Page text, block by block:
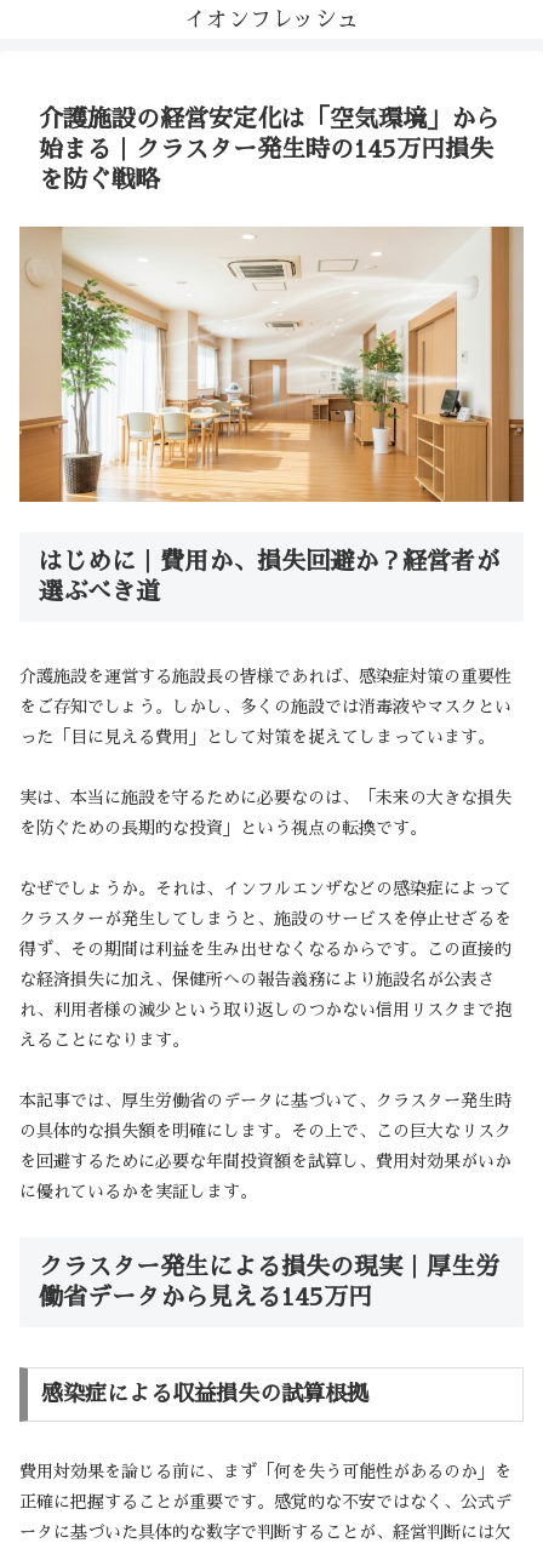
イオンフレッシュ
介護施設の経営安定化は「空気環境」から
始まる｜クラスター発生時の145万円損失
を防ぐ戦略
はじめに｜費用か、損失回避か？経営者が
選ぶべき道
介護施設を運営する施設長の皆様であれば、感染症対策の重要性
をご存知でしょう。しかし、多くの施設では消毒液やマスクとい
った「目に見える費用」として対策を捉えてしまっています。
実は、本当に施設を守るために必要なのは、「未来の大きな損失
を防ぐための長期的な投資」という視点の転換です。
なぜでしょうか。それは、インフルエンザなどの感染症によって
クラスターが発生してしまうと、施設のサービスを停止せざるを
得ず、その期間は利益を生み出せなくなるからです。この直接的
な経済損失に加え、保健所への報告義務により施設名が公表さ
れ、利用者様の減少という取り返しのつかない信用リスクまで抱
えることになります。
本記事では、厚生労働省のデータに基づいて、クラスター発生時
の具体的な損失額を明確にします。その上で、この巨大なリスク
を回避するために必要な年間投資額を試算し、費用対効果がいか
に優れているかを実証します。
クラスター発生による損失の現実｜厚生労
働省データから見える145万円
感染症による収益損失の試算根拠
費用対効果を論じる前に、まず「何を失う可能性があるのか」を
正確に把握することが重要です。感覚的な不安ではなく、公式デ
ータに基づいた具体的な数字で判断することが、経営判断には欠